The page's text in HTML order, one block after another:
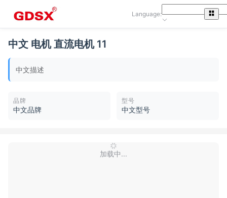
Language:
中文 电机 直流电机 11
中文描述
品牌
中文品牌
型号
中文型号
加载中...